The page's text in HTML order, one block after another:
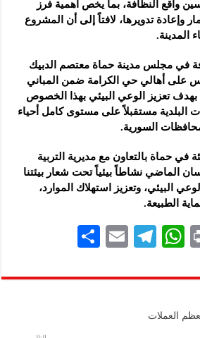
واقع النظافة، بما يخص أهمية فرز
وإعادة تدويرها، لافتاً إلى أن المشروع
المدينة.
في مجلس مدينة حماة معتصم الدبيك
على أهالي حي الكرامة ضمن المباني
بهدف تعزيز الوعي البيئي بهذا الخصوص
البلدية مستقبلاً على مستوى كامل أحياء
السورية.
في حماة بالتعاون مع مديرية التربية
الماضي نشاطاً بيئياً تحت شعار بيئتنا
البيئي، وتعزيز استهلاك الموارد،
الطبيعة.
P
nt
W
at
A
Te
gr
E
ai
ar
العملات